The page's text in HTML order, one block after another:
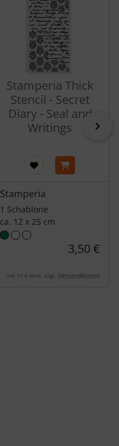
Stamperia Thick
Stencil - Secret
Diary - Seal and
Writings
Stamperia
1 Schablone
ca. 12 x 25 cm
3,50 €
inkl. 19 % MwSt. zzgl. Versandkosten